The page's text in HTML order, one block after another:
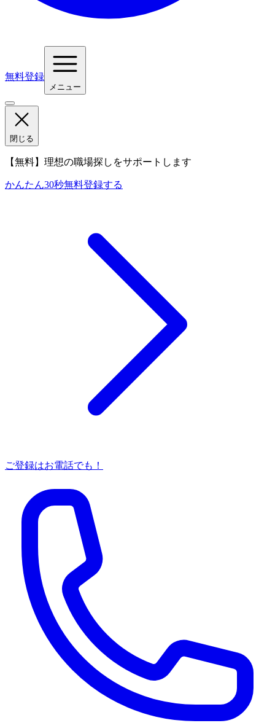
無料登録
メニュー
閉じる
【無料】理想の職場探しをサポートします
かんたん30秒無料登録する
ご登録はお電話でも！